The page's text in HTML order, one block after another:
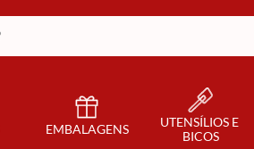
EMBALAGENS
UTENSÍLIOS E
BICOS